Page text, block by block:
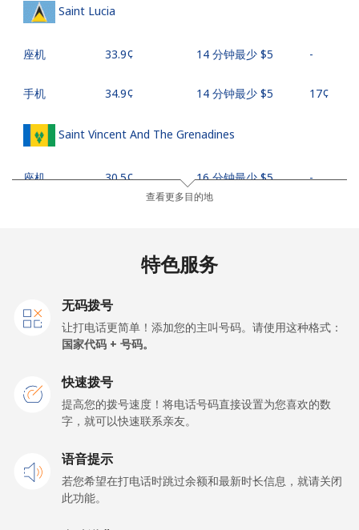
Saint Lucia
座机 ⁦33.9¢⁩ 14 分钟最少 ⁦$5⁩ -
手机 ⁦34.9¢⁩ 14 分钟最少 ⁦$5⁩ ⁦17¢⁩
Saint Vincent And The Grenadines
座机 ⁦30.5¢⁩ 16 分钟最少 ⁦$5⁩ -
⁦127.5¢⁩
⁦133.9¢⁩
San Marino
⁦24.5¢⁩
手机 ⁦23.5¢⁩
Sao Tome And Principe
查看更多目的地
特色服务
无码拨号
让打电话更简单！添加您的主叫号码。请使用这种格式：
国家代码 + 号码。
快速拨号
提高您的拨号速度！将电话号码直接设置为您喜欢的数
字，就可以快速联系亲友。
语音提示
若您希望在打电话时跳过余额和最新时长信息，就请关闭
此功能。